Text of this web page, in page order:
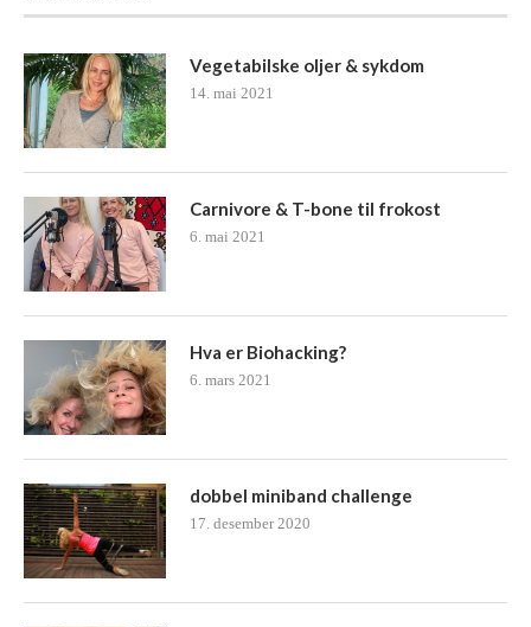
Vegetabilske oljer & sykdom
14. mai 2021
Carnivore & T-bone til frokost
6. mai 2021
Hva er Biohacking?
6. mars 2021
dobbel miniband challenge
17. desember 2020